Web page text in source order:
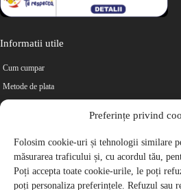
Preferințe privind
Folosim cookie-uri și tehnologii similare
măsurarea traficului și, cu acordul tău,
Poți accepta toate cookie-urile, le poți
poți personaliza preferințele. Refuzul sau
Informatii utile
Cum cumpar
Metode de plata
Retur
Cariere
Politica de Confidentialitate